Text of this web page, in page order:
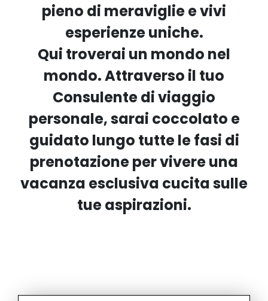
pieno di meraviglie e vivi
esperienze uniche.
Qui troverai un mondo nel
mondo.Attraverso il tuo
Consulente di viaggio
personale, sarai coccolato e
guidato lungo tutte le fasi di
prenotazione per vivere una
vacanza esclusiva cucita sulle
tue aspirazioni.